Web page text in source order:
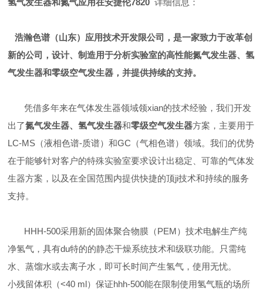
氢气发生器和氮气应用在安捷伦7820 详细信息：
浩瀚色谱（山东）应用技术开发限公司，是一家致力于改革创
新的公司，设计、制造用于分析实验室的高性能氮气发生器、氢
气发生器和零级空气发生器，并提供持续的支持。
凭借多年来在气体发生器领域领xian的技术经验，我们开发
出了氮气发生器、氢气发生器和零级空气发生器方案，主要用于
LC-MS（液相色谱-质谱）和GC（气相色谱）领域。我们的优势
在于能够针对客户的特殊实验室要求设计出稳定、可靠的气体发
生器方案，以及在全国范围内提供快捷的顶ji技术和持续的服务
支持。
HHH-500采用新的固体聚合物膜（PEM）技术电解生产纯
净氢气，具有du特的的静态干燥系统技术和级联功能。只需纯
水、蒸馏水或去离子水，即可长时间产生氢气，使用无忧。
小残留体积（<40 ml）保证hhh-500能在限制使用氢气瓶的场所